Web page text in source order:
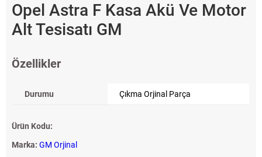
Opel Astra F Kasa Akü Ve Motor
Alt Tesisatı GM
Özellikler
Durumu Çıkma Orjinal Parça
Ürün Kodu:
Marka: GM Orjinal